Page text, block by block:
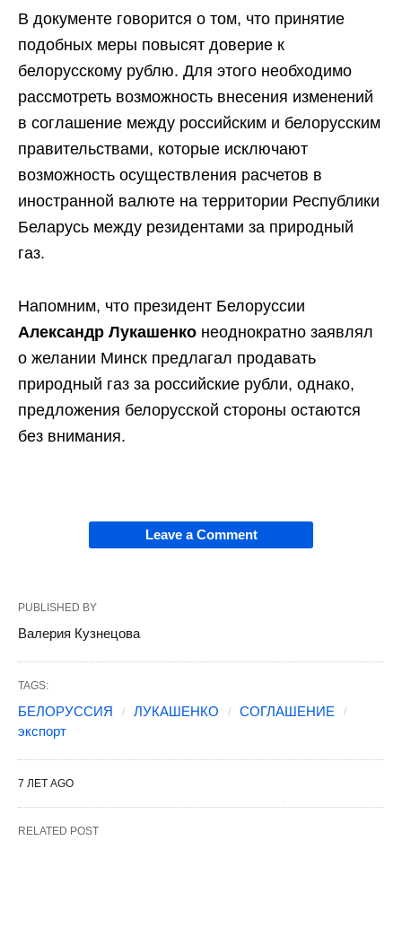
В документе говорится о том, что принятие
подобных меры повысят доверие к
белорусскому рублю. Для этого необходимо
рассмотреть возможность внесения изменений
в соглашение между российским и белорусским
правительствами, которые исключают
возможность осуществления расчетов в
иностранной валюте на территории Республики
Беларусь между резидентами за природный
газ.
Напомним, что президент Белоруссии
Александр Лукашенко неоднократно заявлял
о желании Минск предлагал продавать
природный газ за российские рубли, однако,
предложения белорусской стороны остаются
без внимания.
Leave a Comment
PUBLISHED BY
Валерия Кузнецова
TAGS:
БЕЛОРУССИЯ ЛУКАШЕНКО
СОГЛАШЕНИЕ
экспорт
7 ЛЕТ AGO
RELATED POST